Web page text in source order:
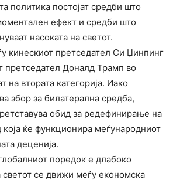
политика постојат средби што
ефект и средби што
насоката на светот.
кинескиот претседател Си Џинпинг
претседател Доналд Трамп во
на втората категорија. Иако
збор за билатерална средба,
обид за редефинирање на
која ќе функционира меѓународниот
деценија.
поредок е длабоко
се движи меѓу економска